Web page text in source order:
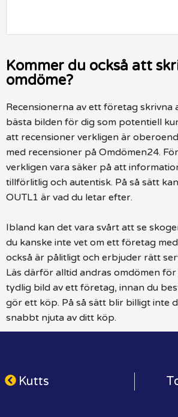
Kommer du också att
omdöme?
Recensionerna av ett företag skrivna
bästa bilden för dig som potentiell
att recensioner verkligen är
med recensioner på Omdömen24.
verkligen vara säker på att
tillförlitlig och autentisk. På så sätt
OUTL1 är vad du letar efter.
Ibland kan det vara svårt att se
du kanske inte vet om ett företag
också är pålitligt och erbjuder rätt
Läs därför alltid andras omdömen
tydlig bild av ett företag, innan du
gör ett köp. På så sätt blir billigt inte
snabbt njuta av ditt köp.
Kutts